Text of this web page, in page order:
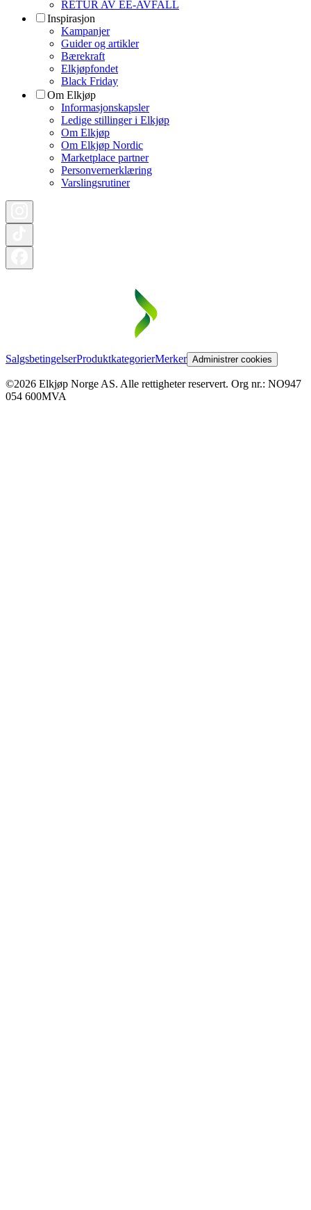
RETUR AV EE-AVFALL
Inspirasjon
Kampanjer
Guider og artikler
Bærekraft
Elkjøpfondet
Black Friday
Om Elkjøp
Informasjonskapsler
Ledige stillinger i Elkjøp
Om Elkjøp
Om Elkjøp Nordic
Marketplace partner
Personvernerklæring
Varslingsrutiner
SalgsbetingelserProduktkategorierMerker Administrer cookies
©2026 Elkjøp Norge AS. Alle rettigheter reservert. Org nr.: NO947
054 600MVA